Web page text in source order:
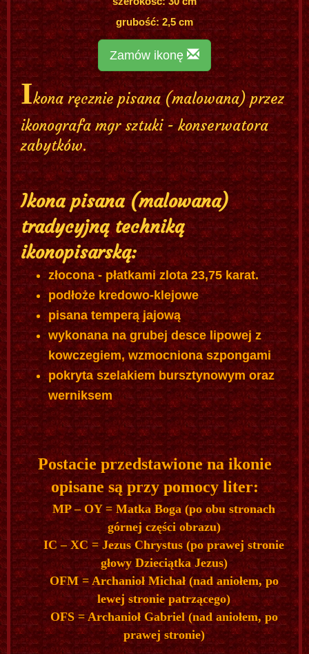
grubość: 2,5 cm
Zamów ikonę
Ikona ręcznie pisana (malowana) przez
ikonografa mgr sztuki - konserwatora
zabytków.
Ikona pisana (malowana)
tradycyjną techniką
ikonopisarską:
złocona - płatkami zlota 23,75 karat.
podłoże kredowo-klejowe
pisana temperą jajową
wykonana na grubej desce lipowej z
kowczegiem, wzmocniona szpongami
pokryta szelakiem bursztynowym oraz
werniksem
Postacie przedstawione na ikonie
opisane są przy pomocy liter:
MP – OY = Matka Boga (po obu stronach
górnej części obrazu)
IC – XC = Jezus Chrystus (po prawej stronie
głowy Dzieciątka Jezus)
OFM = Archanioł Michał (nad aniołem, po
lewej stronie patrzącego)
OFS = Archanioł Gabriel (nad aniołem, po
prawej stronie)